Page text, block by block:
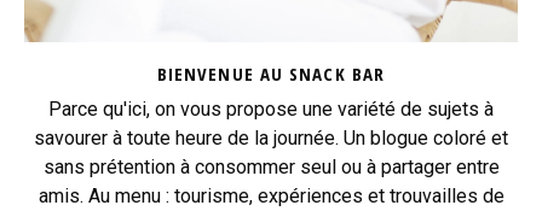
BIENVENUE AU SNACK BAR
Parce qu'ici, on vous propose une variété de sujets à
savourer à toute heure de la journée. Un blogue coloré et
sans prétention à consommer seul ou à partager entre
amis. Au menu : tourisme, expériences et trouvailles de